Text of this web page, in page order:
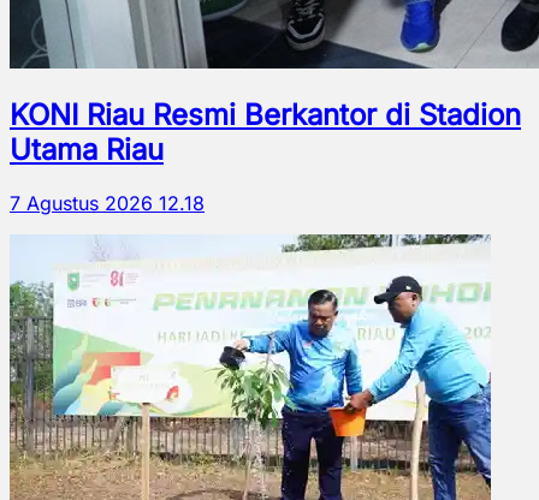
KONI Riau Resmi Berkantor di Stadion
Utama Riau
7 Agustus 2026 12.18